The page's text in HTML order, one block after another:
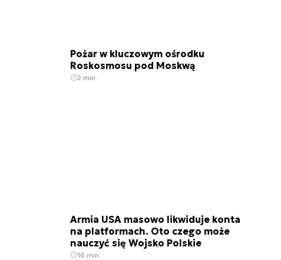
Pożar w kluczowym ośrodku
Roskosmosu pod Moskwą
2 min.
Armia USA masowo likwiduje konta
na platformach. Oto czego może
nauczyć się Wojsko Polskie
16 min.